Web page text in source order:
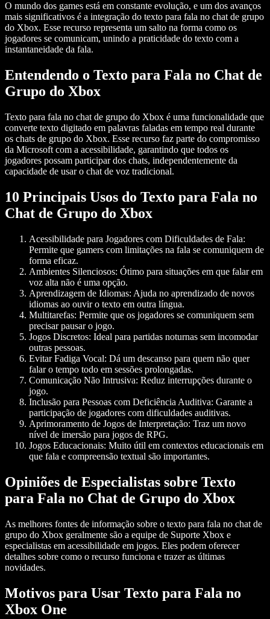
O mundo dos games está em constante evolução, e um dos avanços
mais significativos é a integração do texto para fala no chat de grupo
do Xbox. Esse recurso representa um salto na forma como os
jogadores se comunicam, unindo a praticidade do texto com a
instantaneidade da fala.
Entendendo o Texto para Fala no Chat de
Grupo do Xbox
Texto para fala no chat de grupo do Xbox é uma funcionalidade que
converte texto digitado em palavras faladas em tempo real durante
os chats de grupo do Xbox. Esse recurso faz parte do compromisso
da Microsoft com a acessibilidade, garantindo que todos os
jogadores possam participar dos chats, independentemente da
capacidade de usar o chat de voz tradicional.
10 Principais Usos do Texto para Fala no
Chat de Grupo do Xbox
Acessibilidade para Jogadores com Dificuldades de Fala:
Permite que gamers com limitações na fala se comuniquem de
forma eficaz.
Ambientes Silenciosos: Ótimo para situações em que falar em
voz alta não é uma opção.
Aprendizagem de Idiomas: Ajuda no aprendizado de novos
idiomas ao ouvir o texto em outra língua.
Multitarefas: Permite que os jogadores se comuniquem sem
precisar pausar o jogo.
Jogos Discretos: Ideal para partidas noturnas sem incomodar
outras pessoas.
Evitar Fadiga Vocal: Dá um descanso para quem não quer
falar o tempo todo em sessões prolongadas.
Comunicação Não Intrusiva: Reduz interrupções durante o
jogo.
Inclusão para Pessoas com Deficiência Auditiva: Garante a
participação de jogadores com dificuldades auditivas.
Aprimoramento de Jogos de Interpretação: Traz um novo
nível de imersão para jogos de RPG.
Jogos Educacionais: Muito útil em contextos educacionais em
que fala e compreensão textual são importantes.
Opiniões de Especialistas sobre Texto
para Fala no Chat de Grupo do Xbox
As melhores fontes de informação sobre o texto para fala no chat de
grupo do Xbox geralmente são a equipe de Suporte Xbox e
especialistas em acessibilidade em jogos. Eles podem oferecer
detalhes sobre como o recurso funciona e trazer as últimas
novidades.
Motivos para Usar Texto para Fala no
Xbox One